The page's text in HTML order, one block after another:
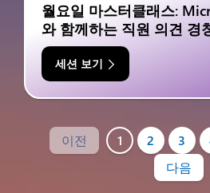
월요일 마스터클래스:
와 함께하는 직원 의견 경
세션 보기
이전 1 2 3
다음